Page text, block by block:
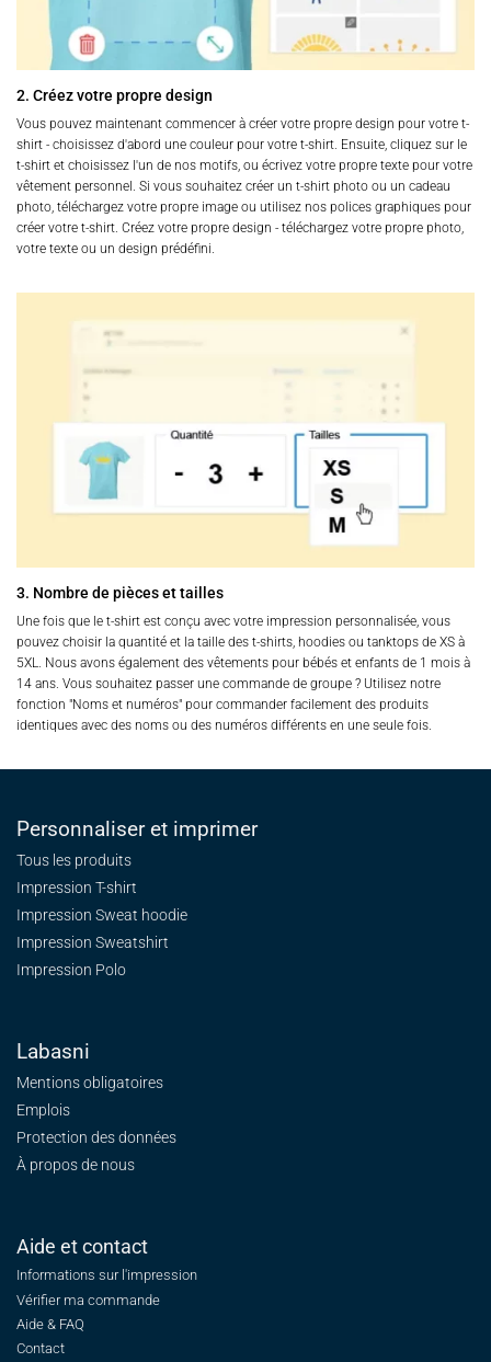
2. Créez votre propre design
Vous pouvez maintenant commencer à créer votre propre design pour votre t-
shirt - choisissez d'abord une couleur pour votre t-shirt. Ensuite, cliquez sur le
t-shirt et choisissez l'un de nos motifs, ou écrivez votre propre texte pour votre
vêtement personnel. Si vous souhaitez créer un t-shirt photo ou un cadeau
photo, téléchargez votre propre image ou utilisez nos polices graphiques pour
créer votre t-shirt. Créez votre propre design - téléchargez votre propre photo,
votre texte ou un design prédéfini.
3. Nombre de pièces et tailles
Une fois que le t-shirt est conçu avec votre impression personnalisée, vous
pouvez choisir la quantité et la taille des t-shirts, hoodies ou tanktops de XS à
5XL. Nous avons également des vêtements pour bébés et enfants de 1 mois à
14 ans. Vous souhaitez passer une commande de groupe ? Utilisez notre
fonction "Noms et numéros" pour commander facilement des produits
identiques avec des noms ou des numéros différents en une seule fois.
Personnaliser et imprimer
Tous les produits
Impression T-shirt
Impression Sweat hoodie
Impression Sweatshirt
Impression Polo
Labasni
Mentions obligatoires
Emplois
Protection des données
À propos de nous
Aide et contact
Informations sur l'impression
Vérifier ma commande
Aide & FAQ
Contact